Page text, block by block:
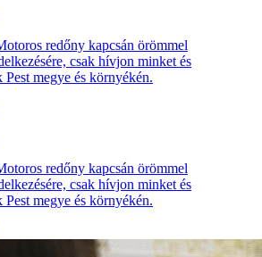
redőny kapcsán örömmel
csak hívjon minket és
Pest megye és környékén.
redőny kapcsán örömmel
csak hívjon minket és
Pest megye és környékén.